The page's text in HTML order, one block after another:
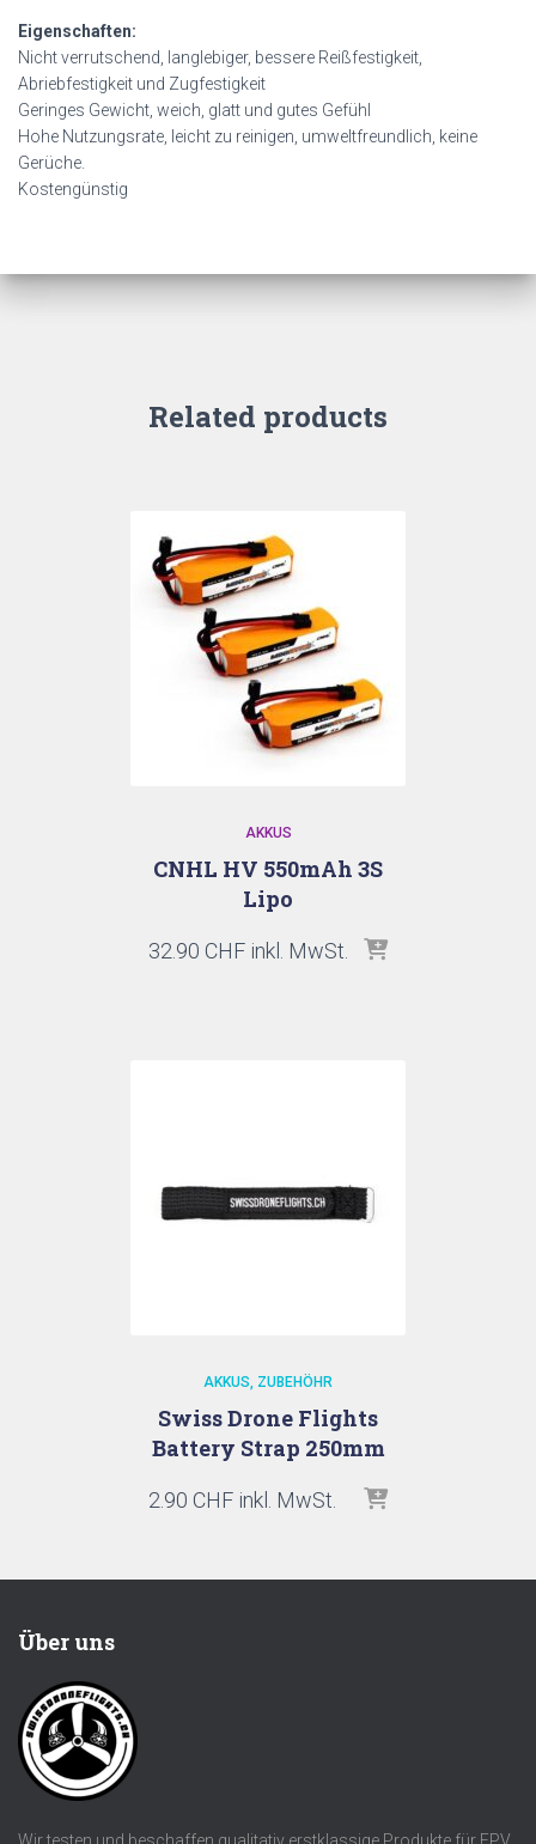
Eigenschaften:
Nicht verrutschend, langlebiger, bessere Reißfestigkeit,
Abriebfestigkeit und Zugfestigkeit
Geringes Gewicht, weich, glatt und gutes Gefühl
Hohe Nutzungsrate, leicht zu reinigen, umweltfreundlich, keine
Gerüche.
Kostengünstig
Related products
AKKUS
CNHL HV 550mAh 3S
Lipo
32.90 CHF inkl. MwSt.
AKKUS ZUBEHÖHR
Swiss Drone Flights
Battery Strap 250mm
2.90 CHF inkl. MwSt.
Über uns